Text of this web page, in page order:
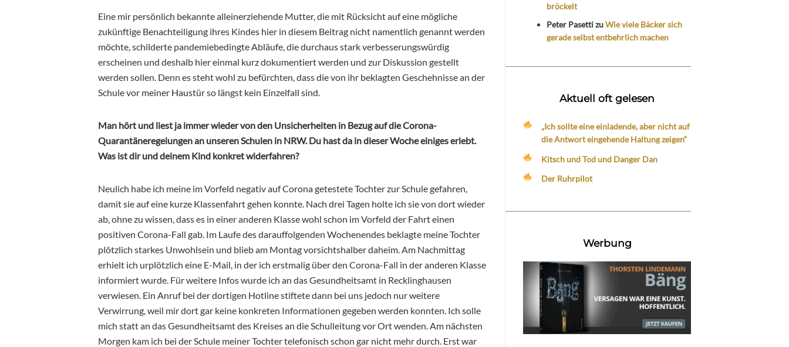
Eine mir persönlich bekannte alleinerziehende Mutter, die mit Rücksicht auf eine mögliche
zukünftige Benachteiligung ihres Kindes hier in diesem Beitrag nicht namentlich genannt werden
möchte, schilderte pandemiebedingte Abläufe, die durchaus stark verbesserungswürdig
erscheinen und deshalb hier einmal kurz dokumentiert werden und zur Diskussion gestellt
werden sollen. Denn es steht wohl zu befürchten, dass die von ihr beklagten Geschehnisse an der
Schule vor meiner Haustür so längst kein Einzelfall sind.
Man hört und liest ja immer wieder von den Unsicherheiten in Bezug auf die Corona-
Quarantäneregelungen an unseren Schulen in NRW. Du hast da in dieser Woche einiges erlebt.
Was ist dir und deinem Kind konkret widerfahren?
Neulich habe ich meine im Vorfeld negativ auf Corona getestete Tochter zur Schule gefahren,
damit sie auf eine kurze Klassenfahrt gehen konnte. Nach drei Tagen holte ich sie von dort wieder
ab, ohne zu wissen, dass es in einer anderen Klasse wohl schon im Vorfeld der Fahrt einen
positiven Corona-Fall gab. Im Laufe des darauffolgenden Wochenendes beklagte meine Tochter
plötzlich starkes Unwohlsein und blieb am Montag vorsichtshalber daheim. Am Nachmittag
erhielt ich urplötzlich eine E-Mail, in der ich erstmalig über den Corona-Fall in der anderen Klasse
informiert wurde. Für weitere Infos wurde ich an das Gesundheitsamt in Recklinghausen
verwiesen. Ein Anruf bei der dortigen Hotline stiftete dann bei uns jedoch nur weitere
Verwirrung, weil mir dort gar keine konkreten Informationen gegeben werden konnten. Ich solle
mich statt an das Gesundheitsamt des Kreises an die Schulleitung vor Ort wenden. Am nächsten
Morgen kam ich bei der Schule meiner Tochter telefonisch schon gar nicht mehr durch. Erst war
bröckelt
Peter PasettizuWie viele Bäcker sich
gerade selbst entbehrlich machen
Aktuell oft gelesen
„Ich sollte eine einladende, aber nicht auf
die Antwort eingehende Haltung zeigen“
Kitsch und Tod und Danger Dan
Der Ruhrpilot
Werbung